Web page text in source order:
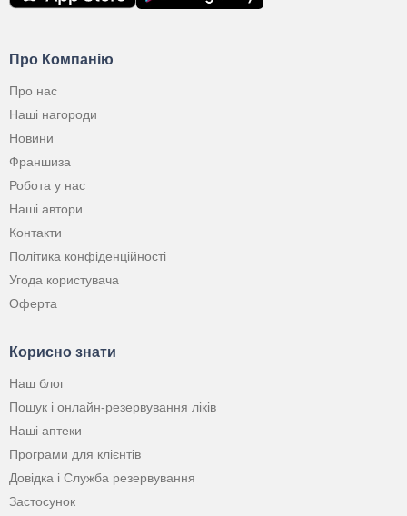
Про Компанію
Про нас
Наші нагороди
Новини
Франшиза
Робота у нас
Наші автори
Контакти
Політика конфіденційності
Угода користувача
Оферта
Корисно знати
Наш блог
Пошук і онлайн-резервування ліків
Наші аптеки
Програми для клієнтів
Довідка і Служба резервування
Застосунок